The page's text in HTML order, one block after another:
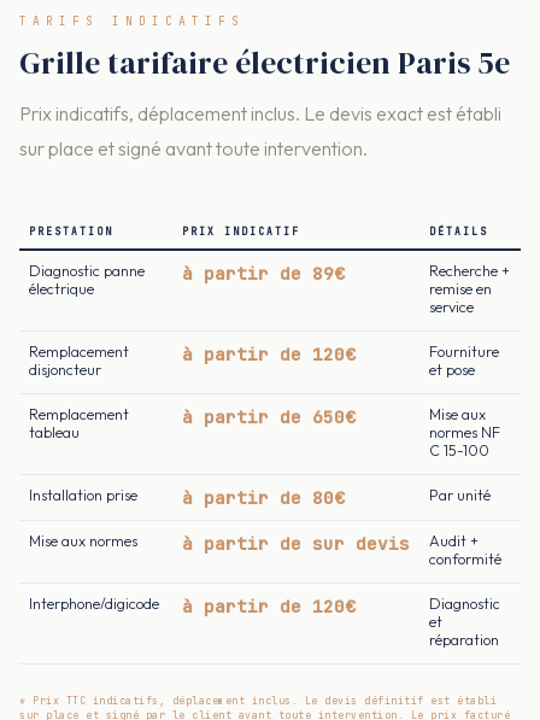
TARIFS INDICATIFS
Grille tarifaire électricien Paris 5e
Prix indicatifs, déplacement inclus. Le devis exact est établi
sur place et signé avant toute intervention.
PRESTATION PRIX INDICATIF DÉTAILS
Diagnostic panne
électrique
à partir de 89€
Recherche +
remise en
service
Remplacement
disjoncteur
à partir de 120€
Fourniture
et pose
Remplacement
tableau
à partir de 650€
Mise aux
normes NF
C 15-100
Installation prise à partir de 80€ Par unité
Mise aux normes à partir de sur devis
Audit +
conformité
Interphone/digicode à partir de 120€
Diagnostic
et
réparation
* Prix TTC indicatifs, déplacement inclus. Le devis définitif est établi
sur place et signé par le client avant toute intervention. Le prix facturé